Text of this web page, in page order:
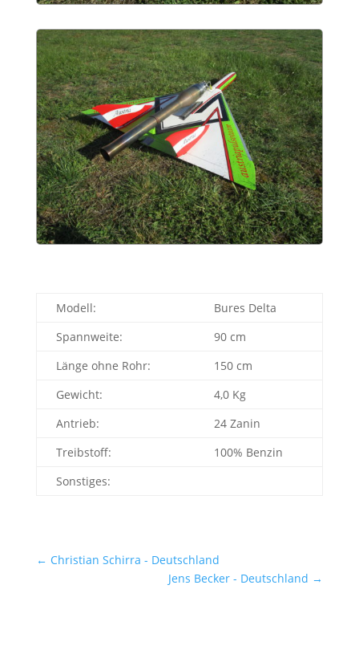
Modell:
Bures Delta
Spannweite:
90 cm
Länge ohne Rohr:
150 cm
Gewicht:
4,0 Kg
Antrieb:
24 Zanin
Treibstoff:
100% Benzin
Sonstiges:
← Christian Schirra - Deutschland
Jens Becker - Deutschland →